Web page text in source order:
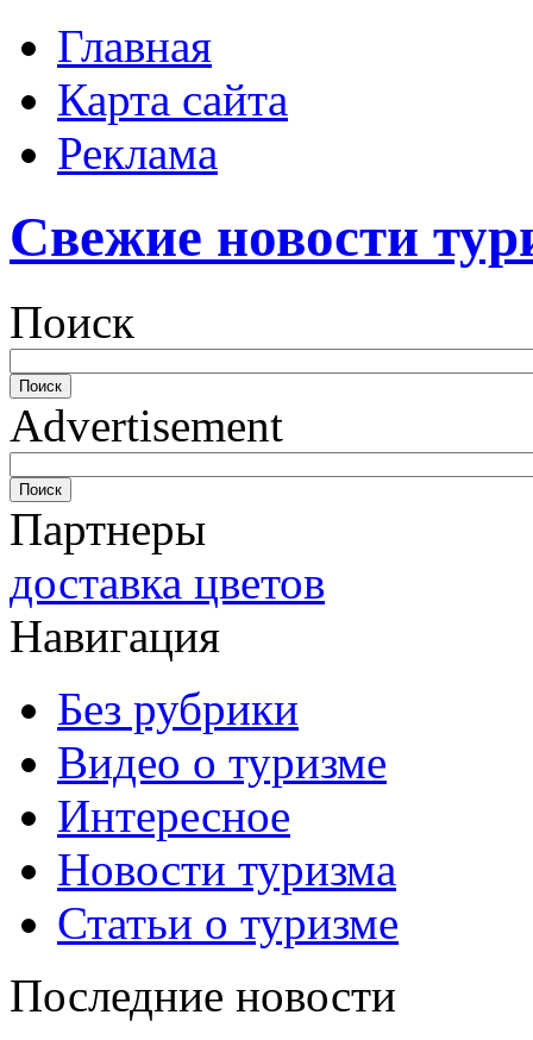
Главная
Карта сайта
Реклама
Свежие новости
Поиск
Advertisement
Партнеры
доставка цветов
Навигация
Без рубрики
Видео о туризме
Интересное
Новости туризма
Статьи о туризме
Последние новости